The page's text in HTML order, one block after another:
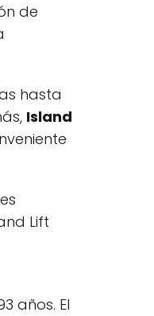
de
hasta
Island
Lift
años. El